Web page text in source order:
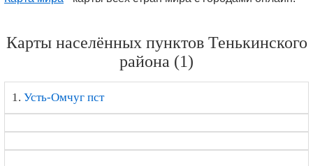
Карты населённых пунктов Тенькинского
района (1)
1. Усть-Омчуг пст